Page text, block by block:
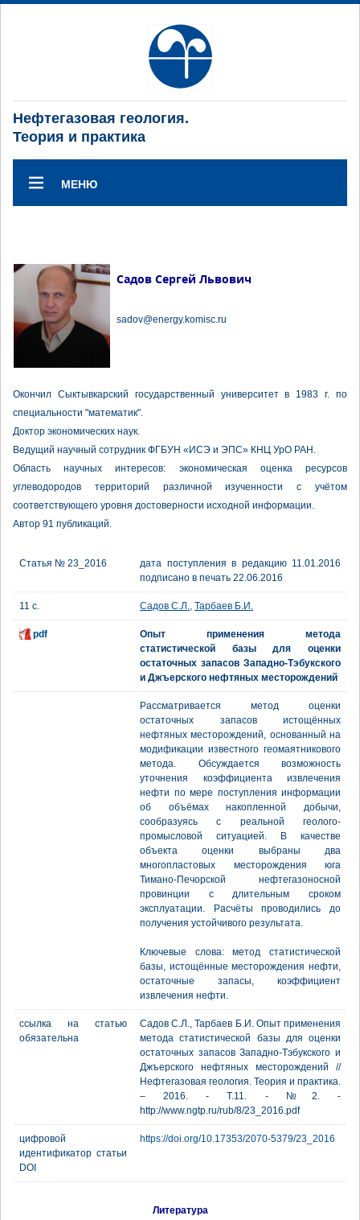
Нефтегазовая геология.
Теория и практика
МЕНЮ
Садов Сергей Львович
sadov@energy.komisc.ru
Окончил Сыктывкарский государственный университет в 1983 г. по
специальности "математик".
Доктор экономических наук.
Ведущий научный сотрудник ФГБУН «ИСЭ и ЭПС» КНЦ УрО РАН.
Область научных интересов: экономическая оценка ресурсов
углеводородов территорий различной изученности с учётом
соответствующего уровня достоверности исходной информации.
Автор 91 публикаций.
Статья № 23_2016
дата поступления в редакцию 11.01.2016
подписано в печать 22.06.2016
11 с. Садов С.Л., Тарбаев Б.И.
pdf
Опыт применения метода
статистической базы для оценки
остаточных запасов Западно-Тэбукского
и Джъерского нефтяных месторождений
Рассматривается метод оценки
остаточных запасов истощённых
нефтяных месторождений, основанный на
модификации известного геомаятникового
метода. Обсуждается возможность
уточнения коэффициента извлечения
нефти по мере поступления информации
об объёмах накопленной добычи,
сообразуясь с реальной геолого-
промысловой ситуацией. В качестве
объекта оценки выбраны два
многопластовых месторождения юга
Тимано-Печорской нефтегазоносной
провинции с длительным сроком
эксплуатации. Расчёты проводились до
получения устойчивого результата.
Ключевые слова: метод статистической
базы, истощённые месторождения нефти,
остаточные запасы, коэффициент
извлечения нефти.
ссылка на статью
обязательна
Садов С.Л., Тарбаев Б.И. Опыт применения
метода статистической базы для оценки
остаточных запасов Западно-Тэбукского и
Джъерского нефтяных месторождений //
Нефтегазовая геология. Теория и практика.
– 2016. - Т.11. - №2. -
http://www.ngtp.ru/rub/8/23_2016.pdf
цифровой
идентификатор статьи
DOI
https://doi.org/10.17353/2070-5379/23_2016
Литература